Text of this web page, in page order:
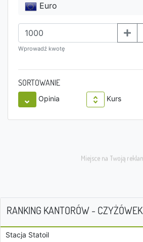
Euro
Wprowadź kwotę
SORTOWANIE
Opinia Kurs
RANKING KANTORÓW - CZYŻÓWEK
Stacja Statoil